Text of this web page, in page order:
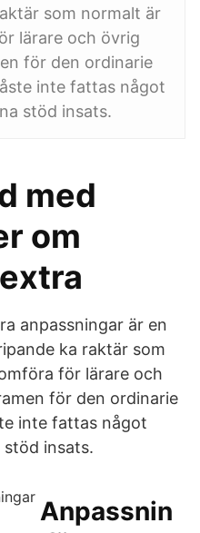
som normalt är
lärare och övrig
för den ordinarie
inte fattas något
stöd­ insats.
med
om
anpassningar är en
ka­ raktär som
för lärare och
för den ordinarie
inte fattas något
insats.
Anpassnin